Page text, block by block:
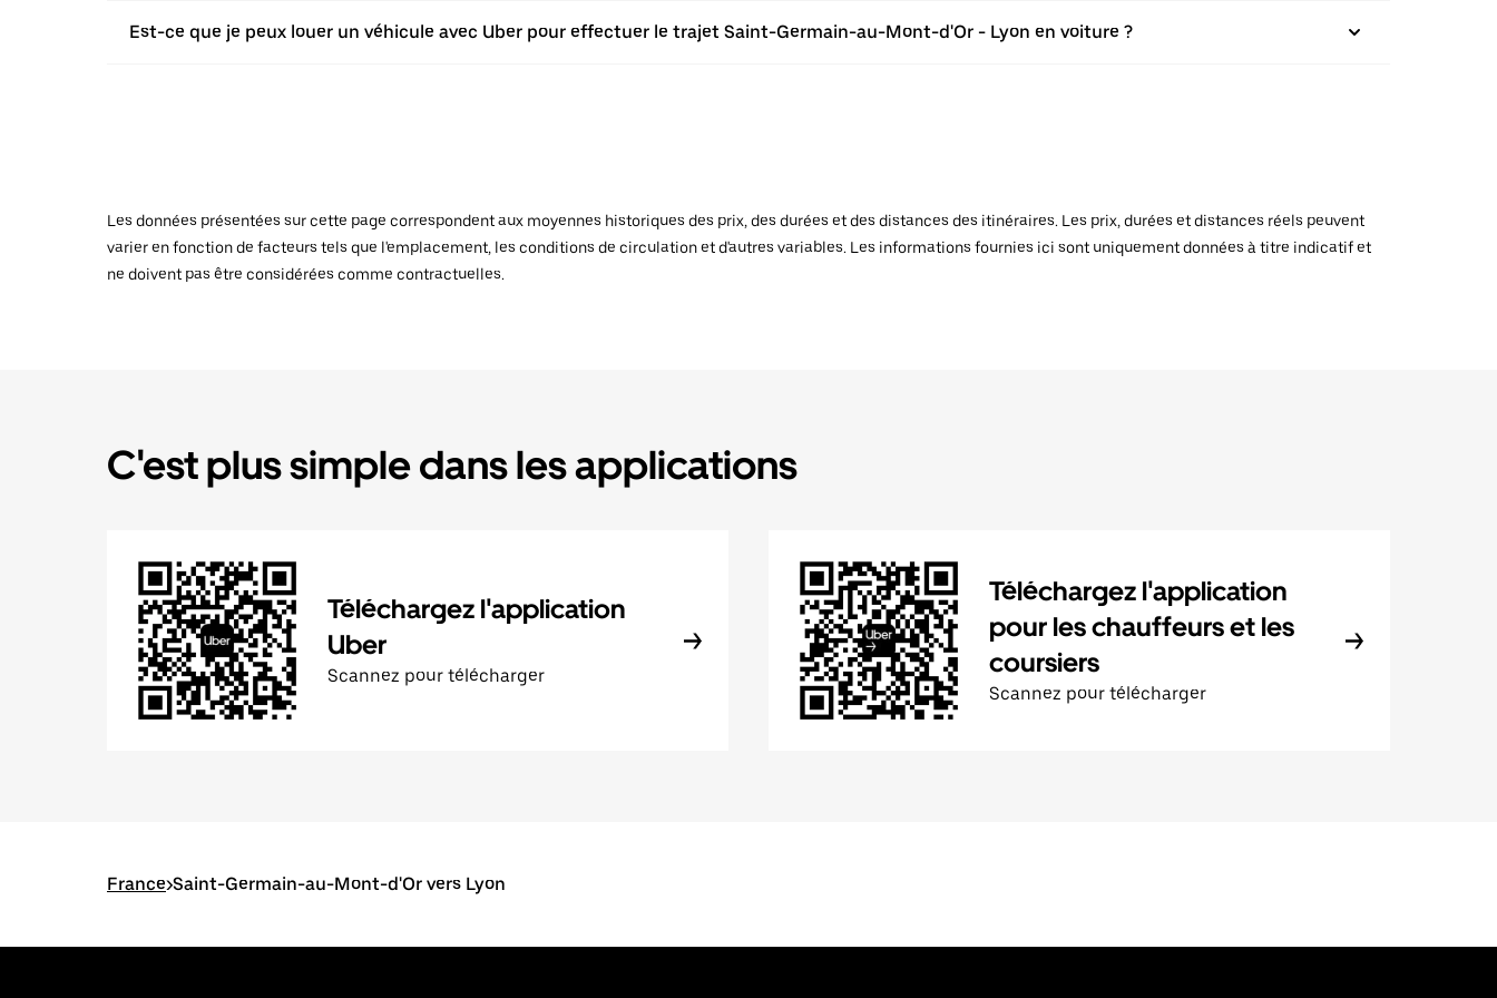
Est-ce que je peux louer un véhicule avec Uber pour effectuer le trajet Saint-Germain-au-Mont-d'Or - Lyon en voiture ?
Les données présentées sur cette page correspondent aux moyennes historiques des prix, des durées et des distances des itinéraires. Les prix, durées et distances réels peuvent
varier en fonction de facteurs tels que l'emplacement, les conditions de circulation et d'autres variables. Les informations fournies ici sont uniquement données à titre indicatif et
ne doivent pas être considérées comme contractuelles.
C'est plus simple dans les applications
Téléchargez l'application
Uber
Scannez pour télécharger
Téléchargez l'application
pour les chauffeurs et les
coursiers
Scannez pour télécharger
France>Saint-Germain-au-Mont-d'Or vers Lyon